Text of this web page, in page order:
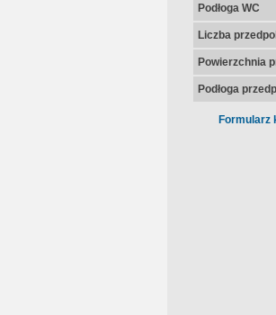
Podłoga WC
Liczba
Powierzchnia
Podłoga
Formularz